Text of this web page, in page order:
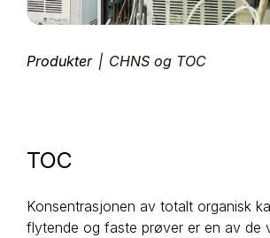
Produkter | CHNS og TOC
TOC
Konsentrasjonen av totalt organisk
flytende og faste prøver er en av de